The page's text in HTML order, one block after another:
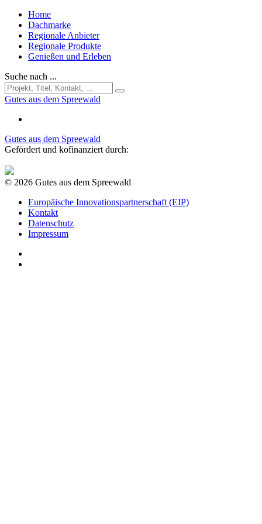
Home
Dachmarke
Regionale Anbieter
Regionale Produkte
Genießen und Erleben
Suche nach ...
Gutes aus dem Spreewald
Gutes aus dem Spreewald
Gefördert und kofinanziert durch:
© 2026 Gutes aus dem Spreewald
Europäische Innovationspartnerschaft (EIP)
Kontakt
Datenschutz
Impressum